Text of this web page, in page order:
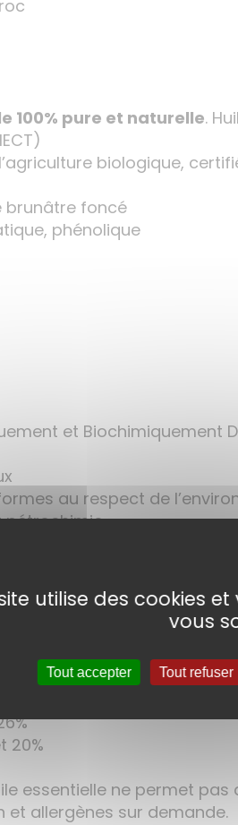
100% pure et naturelle.
biologique,
brunâtre foncé
phénolique
et Biochimiquement
au respect de
pétrochimie
producteurs, artisans
20%
essentielle ne permet
allergènes sur demande.
utilise des cookies
vous
Tout accepter Tout refuser